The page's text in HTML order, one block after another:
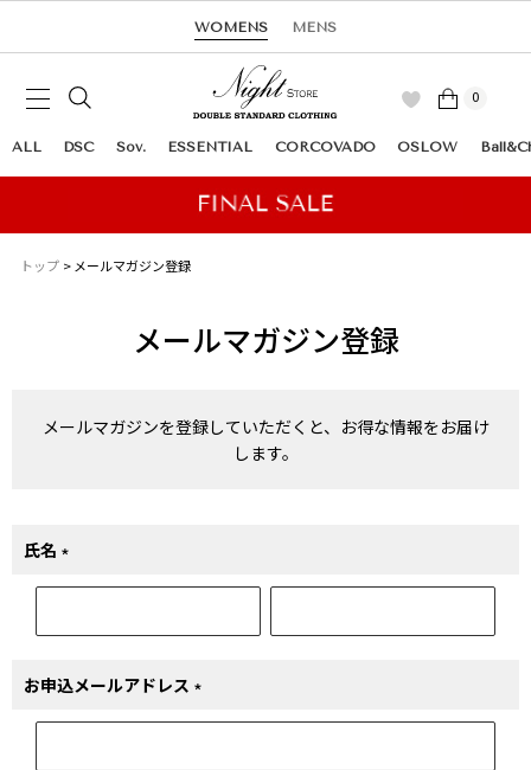
WOMENS MENS
0
ALL DSC Sov. ESSENTIAL CORCOVADO OSLOW
トップ メールマガジン登録
メールマガジン登録
メールマガジンを登録していただくと、お得な情報をお届け
します。
氏名
(必
お申込メールアドレス
(必